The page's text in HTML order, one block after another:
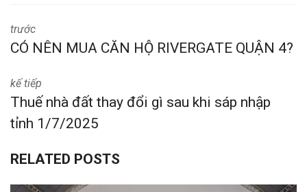
trước
CÓ NÊN MUA CĂN HỘ RIVERGATE QUẬN 4?
kế tiếp
Thuế nhà đất thay đổi gì sau khi sáp nhập
tỉnh 1/7/2025
RELATED POSTS